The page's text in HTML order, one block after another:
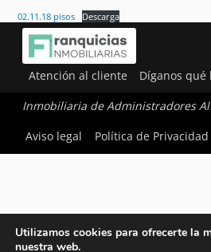
02.11.18 pisos Descarga
Atención al cliente Díganos qué
Inmobiliaria de Administradores
Aviso legal
Política de Privacidad
Utilizamos cookies para ofrecerte la
nuestra web.